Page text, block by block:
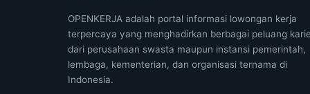
OPENKERJA adalah portal informasi lowongan kerja
terpercaya yang menghadirkan berbagai peluang
dari perusahaan swasta maupun instansi pemerintah,
lembaga, kementerian, dan organisasi ternama di
Indonesia.